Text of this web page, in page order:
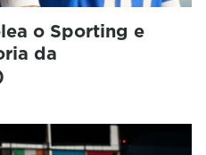
o Sporting e
da